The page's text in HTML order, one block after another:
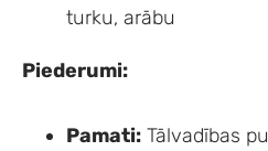
turku, arābu
Piederumi:
Pamati: Tālvadības